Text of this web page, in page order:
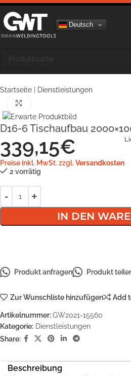
Deutsch
Startseite Dienstleistungen
D16-6 Tischaufbau
339,15€
Preise inkl. MwSt. zzgl.Versandkosten
2 vorrätig
IN DEN
Produkt anfragen Produkt
Zur Wunschliste hinzufügen Add
Artikelnummer:GW2021-15560
Kategorie: Dienstleistungen
Share:
Beschreibung